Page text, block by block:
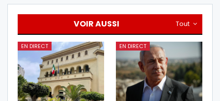
Tout
VOIR AUSSI
EN DIRECT EN DIRECT